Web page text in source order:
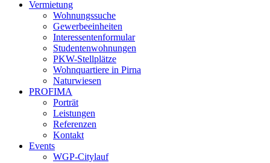
Vermietung
Wohnungssuche
Gewerbeeinheiten
Interessentenformular
Studentenwohnungen
PKW-Stellplätze
Wohnquartiere in Pirna
Naturwiesen
PROFIMA
Porträt
Leistungen
Referenzen
Kontakt
Events
WGP-Citylauf